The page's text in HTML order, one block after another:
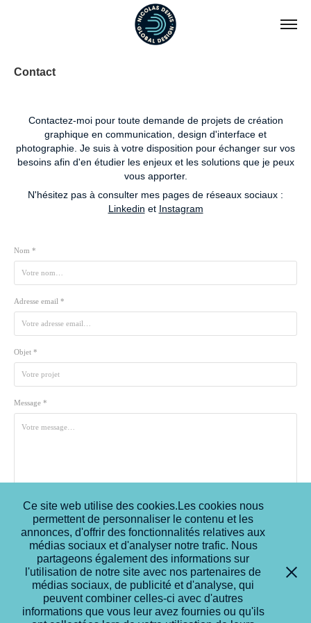
Contact
Contactez-moi pour toute demande de projets de création
graphique en communication, design d'interface et
photographie. Je suis à votre disposition pour échanger sur vos
besoins afin d'en étudier les enjeux et les solutions que je peux
vous apporter.​​​​​​​
N'hésitez pas à consulter mes pages de réseaux sociaux :
Linkedin et Instagram
Nom *
Adresse email *
Objet *
Message *
Envoyer
Ce site web utilise des cookies.Les cookies nous
permettent de personnaliser le contenu et les
annonces, d'offrir des fonctionnalités relatives aux
médias sociaux et d'analyser notre trafic. Nous
partageons également des informations sur
l'utilisation de notre site avec nos partenaires de
médias sociaux, de publicité et d'analyse, qui
peuvent combiner celles-ci avec d'autres
informations que vous leur avez fournies ou qu'ils